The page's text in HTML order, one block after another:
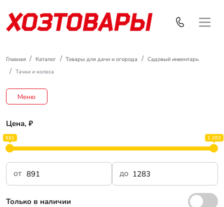
Главная Каталог Товары для дачи и огорода
Садовый инвентарь
Тачки и колеса
Меню
Цена, ₽
891 1 283
от до
Только в наличии